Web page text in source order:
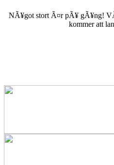
NÃ¥got stort Ã¤r pÃ¥ gÃ¥ng!
kommer att